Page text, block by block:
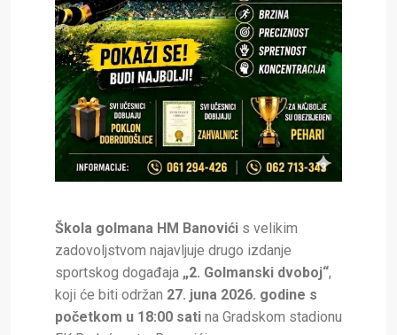
Škola golmana HM Banovići s velikim
zadovoljstvom najavljuje drugo izdanje
sportskog događaja „2. Golmanski dvoboj“,
koji će biti održan 27. juna 2026. godine s
početkom u 18:00 sati na Gradskom stadionu